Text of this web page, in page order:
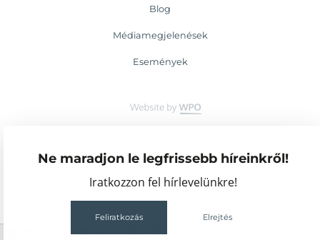
Ne maradjon le legfrissebb híreinkről!
Iratkozzon fel hírlevelünkre!
Feliratkozás Elrejtés
Blog
Médiamegjelenések
Események
68